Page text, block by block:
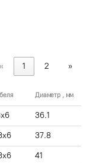
« 1 2 »
Диаметр , мм
36.1
37.8
41